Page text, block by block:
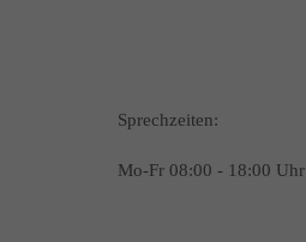
Sprechzeiten:
Mo-Fr 08:00 - 18:00 Uhr